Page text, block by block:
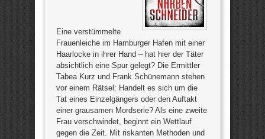
Eine verstümmelte
Frauenleiche im Hamburger Hafen mit einer
Haarlocke in ihrer Hand – hat hier der Täter
absichtlich eine Spur gelegt? Die Ermittler
Tabea Kurz und Frank Schünemann stehen
vor einem Rätsel: Handelt es sich um die
Tat eines Einzelgängers oder den Auftakt
einer grausamen Mordserie? Als eine zweite
Frau verschwindet, beginnt ein Wettlauf
gegen die Zeit. Mit riskanten Methoden und